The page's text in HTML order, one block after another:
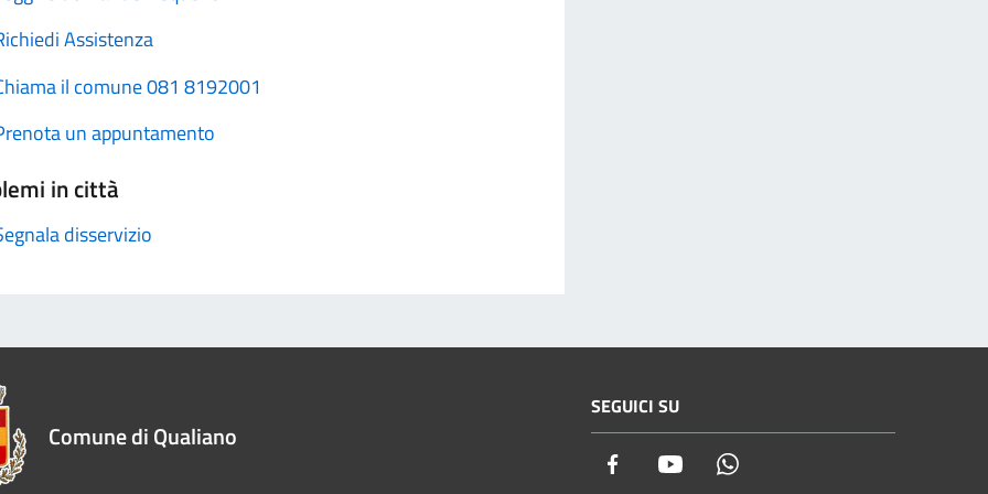
Assistenza
il comune 081 8192001
un appuntamento
in città
disservizio
Comune di Qualiano
SEGUICI SU
Facebook Youtube